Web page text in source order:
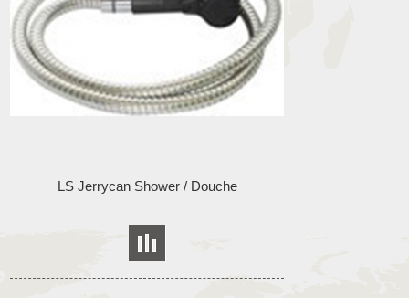
LS Jerrycan Shower / Douche